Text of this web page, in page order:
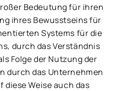
Bedeutung für ihren
ihres Bewusstseins für
Systems für die
durch das Verständnis
Folge der Nutzung der
durch das Unternehmen
Weise auch das